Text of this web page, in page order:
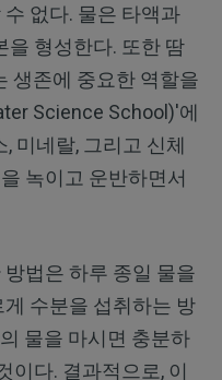
없다. 물은 타액과
을 형성한다. 또한 땀
생존에 중요한 역할을
Science School)'에
미네랄, 그리고 신체
녹이고 운반하면서
법은 하루 종일 물을
수분을 섭취하는 방
물을 마시면 충분하
이다. 결과적으로, 이